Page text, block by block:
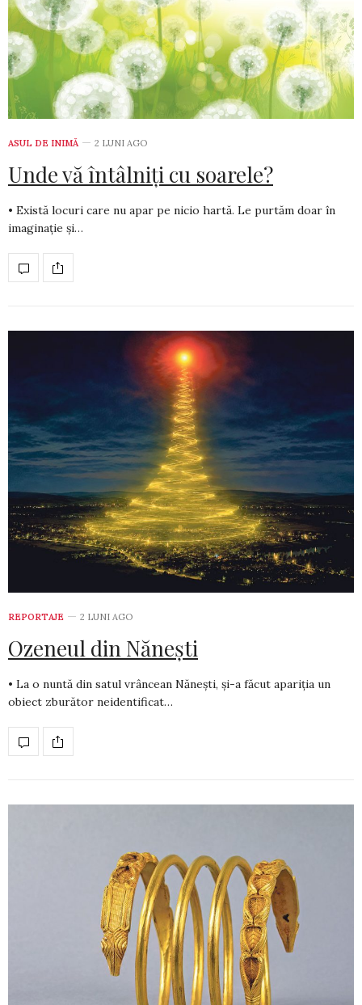
ASUL DE INIMĂ 2 LUNI AGO
Unde vă întâlniți cu soarele?
• Există locuri care nu apar pe nicio hartă. Le purtăm doar în
ima­ginație și…
REPORTAJE 2 LUNI AGO
Ozeneul din Nănești
• La o nuntă din satul vrâncean Nănești, și-a făcut apariția un
obiect zburător neidentificat…